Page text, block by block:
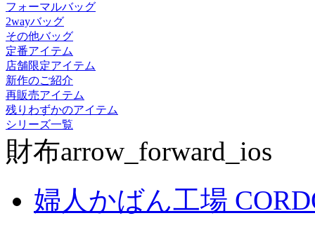
フォーマルバッグ
2wayバッグ
その他バッグ
定番アイテム
店舗限定アイテム
新作のご紹介
再販売アイテム
残りわずかのアイテム
シリーズ一覧
財布arrow_forward_ios
婦人かばん工場